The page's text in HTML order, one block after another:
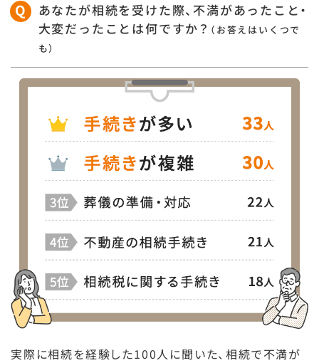
あなたが相続を受けた際、不満があったこと・
大変だったことは何ですか？ （お答えはいくつで
も）
実際に相続を経験した100人に聞いた、相続で不満が